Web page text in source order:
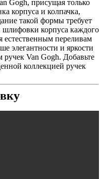
Gogh, присущая только
корпуса и колпачка,
такой формы требует
шлифовки корпуса каждого
естественным переливам
элегантности и яркости
Van Gogh. Добавьте
коллекцией ручек